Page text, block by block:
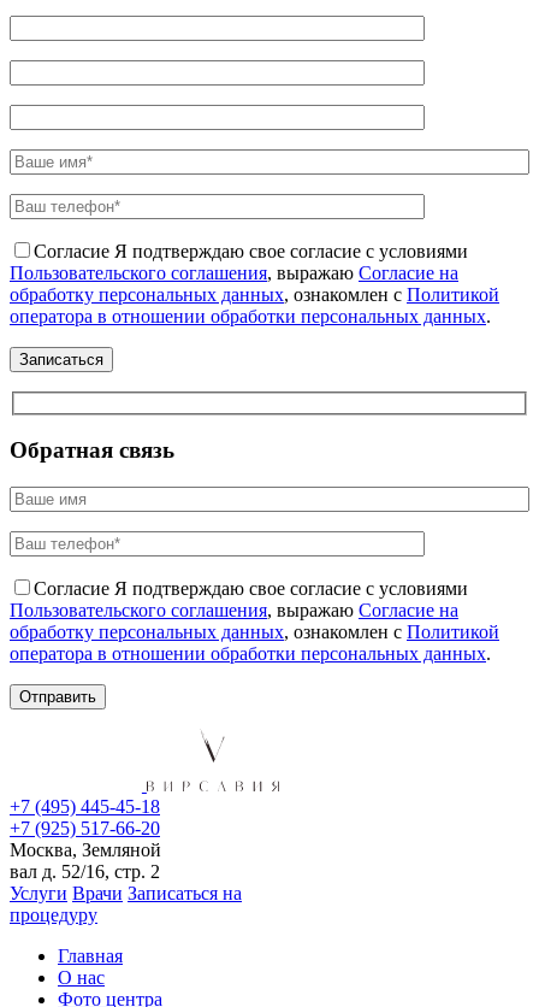
Согласие Я подтверждаю свое согласие с условиями
Пользовательского соглашения, выражаю Согласие на
обработку персональных данных, ознакомлен с Политикой
оператора в отношении обработки персональных данных.
Обратная связь
Согласие Я подтверждаю свое согласие с условиями
Пользовательского соглашения, выражаю Согласие на
обработку персональных данных, ознакомлен с Политикой
оператора в отношении обработки персональных данных.
+7 (495) 445-45-18
+7 (925) 517-66-20
Москва, Земляной
вал д. 52/16, стр. 2
Услуги Врачи Записаться на
процедуру
Главная
О нас
Фото центра